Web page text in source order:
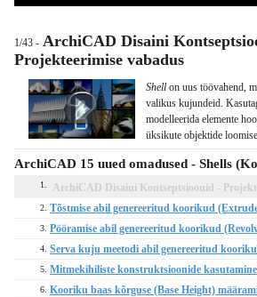
1/43 - ArchiCAD Disaini
Projekteerimise vabadus
Shell on uus töövahend,
valikus kujundeid.
modelleerida elemente
üksikute objektide
ArchiCAD 15 uued omadused - Shells
1. ArchiCAD Disaini Kontseptsioonid -
2. Tõstmise abil genereeritud koorikud
3. Pööramise abil genereeritud koorikud
4. Serva kuju meetodi abil genereeritud
5. Mitmekihiliste konstruktsioonide
6. Kooriku baas kõrguse (Base Height)